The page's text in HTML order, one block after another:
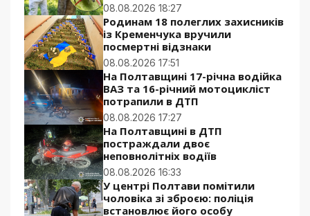
08.08.2026 18:27
Родинам 18 полеглих захисників
із Кременчука вручили
посмертні відзнаки
08.08.2026 17:51
На Полтавщині 17-річна водійка
ВАЗ та 16-річний мотоцикліст
потрапили в ДТП
08.08.2026 17:27
На Полтавщині в ДТП
постраждали двоє
неповнолітніх водіїв
08.08.2026 16:33
У центрі Полтави помітили
чоловіка зі зброєю: поліція
встановлює його особу